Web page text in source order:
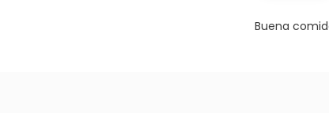
Buena